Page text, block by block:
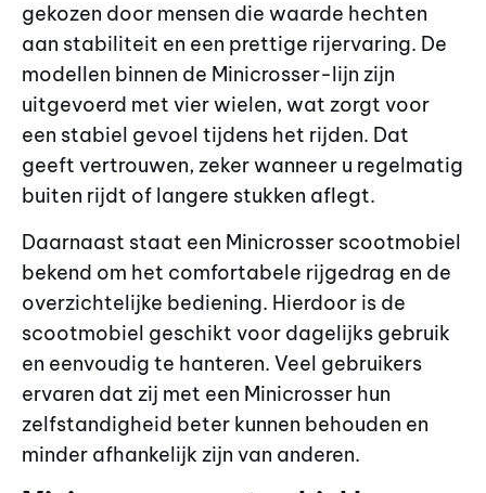
gekozen door mensen die waarde hechten
aan stabiliteit en een prettige rijervaring. De
modellen binnen de Minicrosser-lijn zijn
uitgevoerd met vier wielen, wat zorgt voor
een stabiel gevoel tijdens het rijden. Dat
geeft vertrouwen, zeker wanneer u regelmatig
buiten rijdt of langere stukken aflegt.
Daarnaast staat een Minicrosser scootmobiel
bekend om het comfortabele rijgedrag en de
overzichtelijke bediening. Hierdoor is de
scootmobiel geschikt voor dagelijks gebruik
en eenvoudig te hanteren. Veel gebruikers
ervaren dat zij met een Minicrosser hun
zelfstandigheid beter kunnen behouden en
minder afhankelijk zijn van anderen.